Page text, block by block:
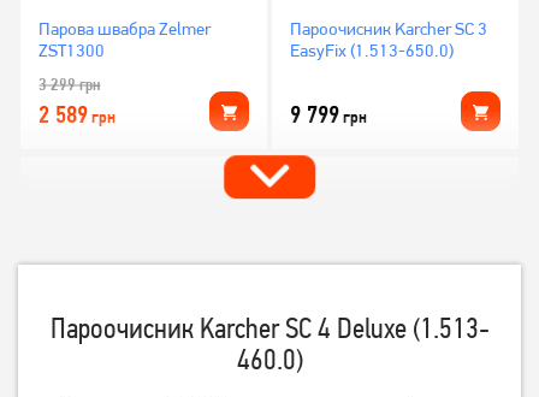
Парова швабра Zelmer
ZST1300
3 299грн
2 589грн
Пароочисник Karcher SC 3
EasyFix (1.513-650.0)
9 799грн
Пароочисник Karcher SC 4 Deluxe (1.513-
460.0)